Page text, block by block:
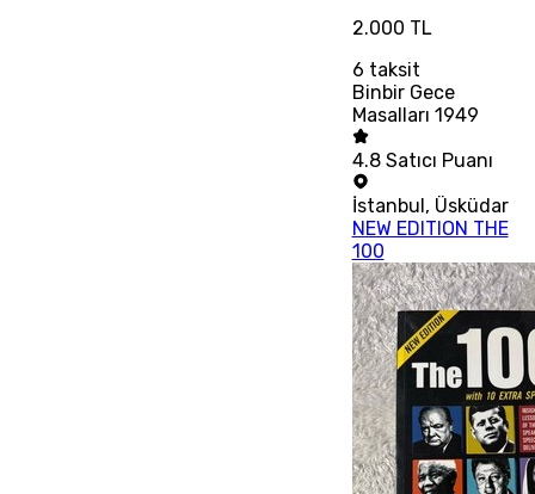
2.000 TL
6 taksit
Binbir Gece
Masalları 1949
4.8 Satıcı Puanı
İstanbul , Üsküdar
NEW EDITION THE
100